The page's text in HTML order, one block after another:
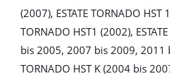
(2007), ESTATE TORNADO HST
TORNADO HST1 (2002),
bis 2005, 2007 bis 2009, 2011
TORNADO HST K (2004 bis